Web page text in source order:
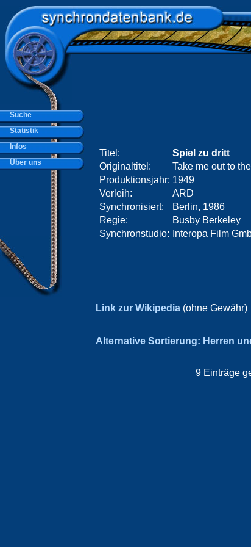
Titel:
Spiel zu dritt
Originaltitel:
Take me out to
Produktionsjahr: 1949
Verleih:
ARD
Synchronisiert:
Berlin, 1986
Regie:
Busby Berkeley
Synchronstudio:
Interopa Film
Link zur Wikipedia (ohne Gewähr)
Alternative Sortierung: Herren
9 Einträge
Suche
Statistik
Infos
Über uns